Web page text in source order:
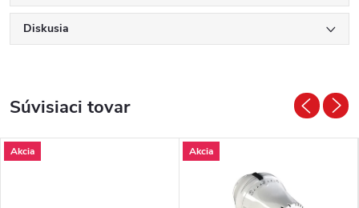
Diskusia
Súvisiaci tovar
Akcia Akcia